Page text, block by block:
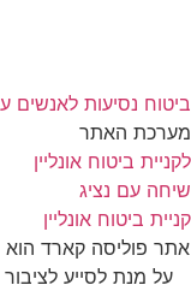
ביטוח נסיעות לאנשים
מערכת האתר
לקניית ביטוח אונליין
שיחה עם נציג
קניית ביטוח אונליין
אתר פוליסה קארד הוא
על מנת לסייע